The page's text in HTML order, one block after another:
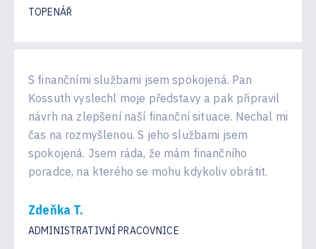
TOPENÁŘ
S finančními službami jsem spokojená. Pan
Kossuth vyslechl moje představy a pak připravil
návrh na zlepšení naší finanční situace. Nechal mi
čas na rozmyšlenou. S jeho službami jsem
spokojená. Jsem ráda, že mám finančního
poradce, na kterého se mohu kdykoliv obrátit.
Zdeňka T.
ADMINISTRATIVNÍ PRACOVNICE